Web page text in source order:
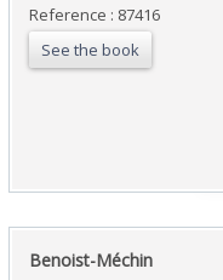
Reference : 87416
See the book
‎Benoist-Méchin‎